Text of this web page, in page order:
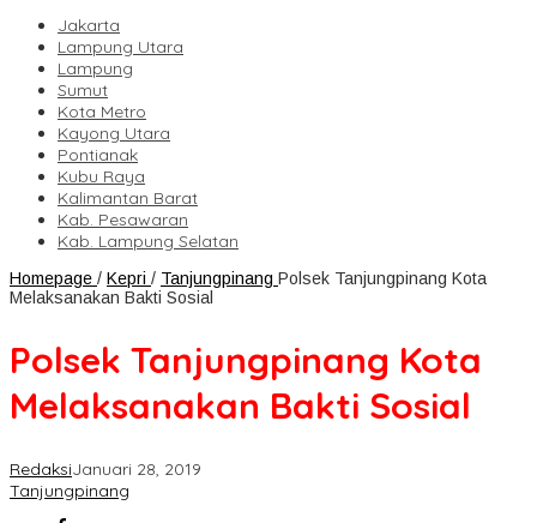
Jakarta
Lampung Utara
Lampung
Sumut
Kota Metro
Kayong Utara
Pontianak
Kubu Raya
Kalimantan Barat
Kab. Pesawaran
Kab. Lampung Selatan
Homepage / Kepri / Tanjungpinang Polsek Tanjungpinang Kota
Melaksanakan Bakti Sosial
Polsek Tanjungpinang Kota
Melaksanakan Bakti Sosial
RedaksiJanuari 28, 2019
Tanjungpinang